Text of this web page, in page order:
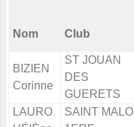
Nom Club
BIZIEN
Corinne
ST JOUAN
DES
GUERETS
LAURO
SAINT MALO